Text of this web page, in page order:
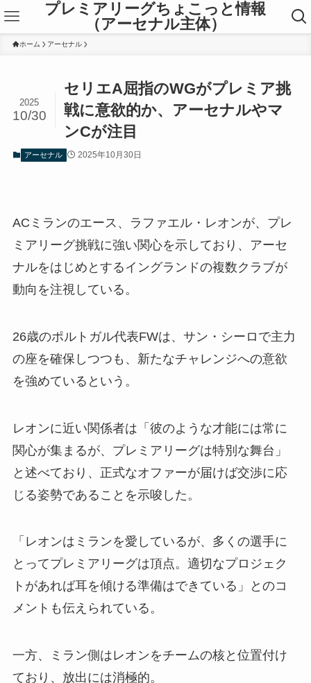
プレミアリーグちょこっと情報
（アーセナル主体）
ホーム アーセナル
セリエA屈指のWGがプレミア挑
戦に意欲的か、アーセナルやマ
ンCが注目
2025
10/30
アーセナル 2025年10月30日
ACミランのエース、ラファエル・レオンが、プレ
ミアリーグ挑戦に強い関心を示しており、アーセ
ナルをはじめとするイングランドの複数クラブが
動向を注視している。
26歳のポルトガル代表FWは、サン・シーロで主力
の座を確保しつつも、新たなチャレンジへの意欲
を強めているという。
レオンに近い関係者は「彼のような才能には常に
関心が集まるが、プレミアリーグは特別な舞台」
と述べており、正式なオファーが届けば交渉に応
じる姿勢であることを示唆した。
「レオンはミランを愛しているが、多くの選手に
とってプレミアリーグは頂点。適切なプロジェク
トがあれば耳を傾ける準備はできている」とのコ
メントも伝えられている。
一方、ミラン側はレオンをチームの核と位置付け
ており、放出には消極的。